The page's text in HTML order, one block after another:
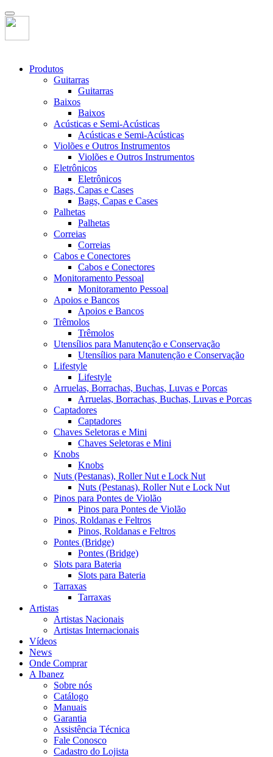
Produtos
Guitarras
Guitarras
Baixos
Baixos
Acústicas e Semi-Acústicas
Acústicas e Semi-Acústicas
Violões e Outros Instrumentos
Violões e Outros Instrumentos
Eletrônicos
Eletrônicos
Bags, Capas e Cases
Bags, Capas e Cases
Palhetas
Palhetas
Correias
Correias
Cabos e Conectores
Cabos e Conectores
Monitoramento Pessoal
Monitoramento Pessoal
Apoios e Bancos
Apoios e Bancos
Trêmolos
Trêmolos
Utensílios para Manutenção e Conservação
Utensílios para Manutenção e Conservação
Lifestyle
Lifestyle
Arruelas, Borrachas, Buchas, Luvas e Porcas
Arruelas, Borrachas, Buchas, Luvas e Porcas
Captadores
Captadores
Chaves Seletoras e Mini
Chaves Seletoras e Mini
Knobs
Knobs
Nuts (Pestanas), Roller Nut e Lock Nut
Nuts (Pestanas), Roller Nut e Lock Nut
Pinos para Pontes de Violão
Pinos para Pontes de Violão
Pinos, Roldanas e Feltros
Pinos, Roldanas e Feltros
Pontes (Bridge)
Pontes (Bridge)
Slots para Bateria
Slots para Bateria
Tarraxas
Tarraxas
Artistas
Artistas Nacionais
Artistas Internacionais
Vídeos
News
Onde Comprar
A Ibanez
Sobre nós
Catálogo
Manuais
Garantia
Assistência Técnica
Fale Conosco
Cadastro do Lojista